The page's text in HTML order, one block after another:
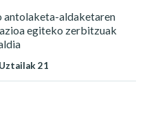
antolaketa-aldaketaren
egiteko zerbitzuak
21